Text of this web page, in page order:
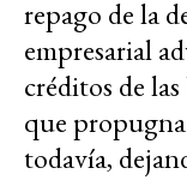
repago de la
empresarial
créditos de las
que
todavía,